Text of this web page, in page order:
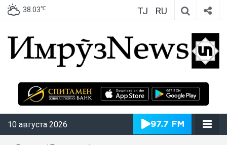
38.03℃ TJ RU
ИмрӯзNews
10 августа 2026